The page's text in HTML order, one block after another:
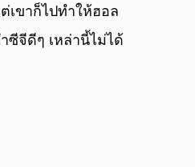
ขาก็ไปทําให้ฮอล
ซีจีดีๆ เหล่านี้ไม่ได้